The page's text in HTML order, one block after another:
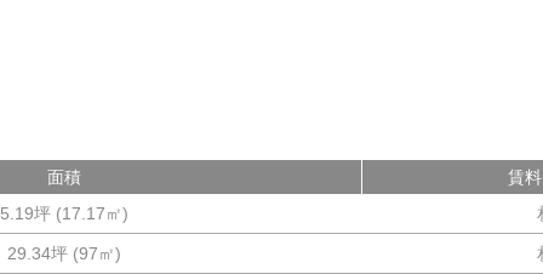
面積
賃
5.19坪 (17.17㎡)
29.34坪 (97㎡)